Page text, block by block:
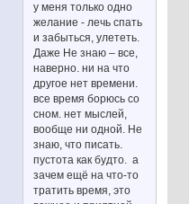
у меня только одно
желание - лечь спать
и забыться, улететь.
Даже Не знаю – все,
наверно. ни на что
другое нет времени.
все время борюсь со
сном. нет мыслей,
вообще ни одной. Не
знаю, что писать.
пустота как будто. а
зачем ещё на что-то
тратить время, это